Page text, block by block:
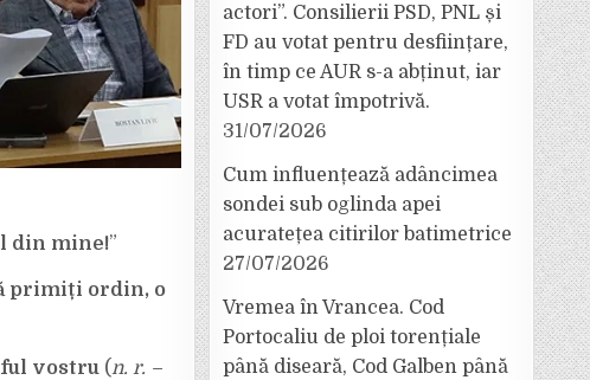
din mine!”
primiți ordin, o
vostru(n. r. –
actori”. Consilierii PSD, PNL și
FD au votat pentru desființare,
în timp ce AUR s-a abținut, iar
USR a votat împotrivă.
31/07/2026
Cum influențează adâncimea
sondei sub oglinda apei
acuratețea citirilor batimetrice
27/07/2026
Vremea în Vrancea. Cod
Portocaliu de ploi torențiale
până diseară, Cod Galben până